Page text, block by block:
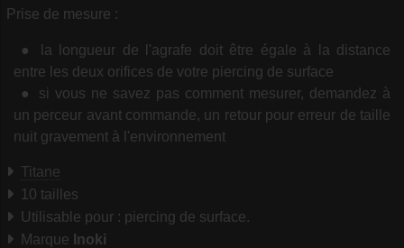
Prise de mesure :
la longueur de l'agrafe doit être égale à la distance
entre les deux orifices de votre piercing de surface
si vous ne savez pas comment mesurer, demandez à
un perceur avant commande, un retour pour erreur de taille
nuit gravement à l'environnement
Titane
10 tailles
Utilisable pour : piercing de surface.
Marque Inoki